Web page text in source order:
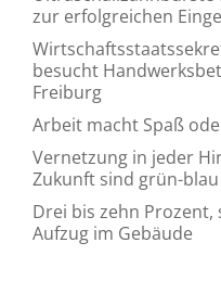
zur erfolgreichen
besucht
Freiburg
Arbeit macht Spaß
Vernetzung in jeder
Zukunft sind grün-blau
Drei bis zehn
Aufzug im Gebäude